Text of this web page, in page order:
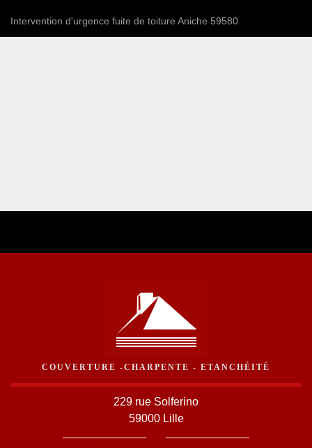
Intervention d'urgence fuite de toiture Aniche 59580
COUVERTURE -CHARPENTE - ETANCHÉITÉ
229 rue Solferino
59000 Lille